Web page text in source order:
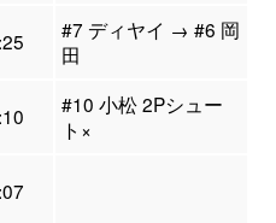
#7 ディヤイ → #6 岡
田
#10 小松 2Pシュー
ト×